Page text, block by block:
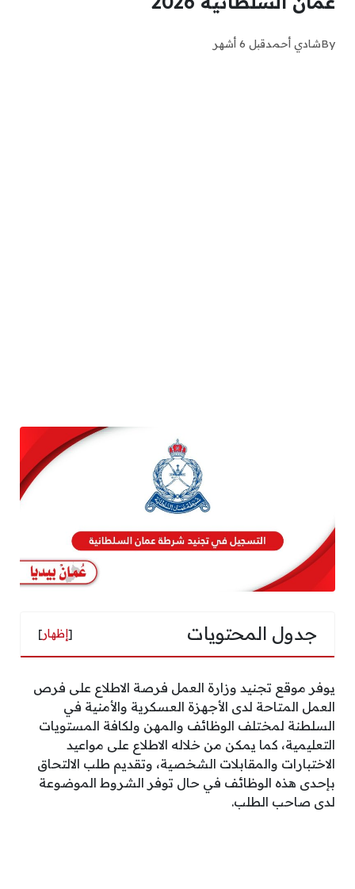
Byشادي أحمدقبل 6 أشهر
جدول المحتويات [إظهار]
يوفر موقع تجنيد وزارة العمل فرصة الاطلاع على فرص
العمل المتاحة لدى الأجهزة العسكرية والأمنية في
السلطنة لمختلف الوظائف والمهن ولكافة المستويات
التعليمية، كما يمكن من خلاله الاطلاع على مواعيد
الاختبارات والمقابلات الشخصية، وتقديم طلب الالتحاق
بإحدى هذه الوظائف في حال توفر الشروط الموضوعة
لدى صاحب الطلب.